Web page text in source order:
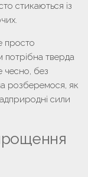
стикаються із
просто
потрібна тверда
чесно, без
розберемося, як
сили